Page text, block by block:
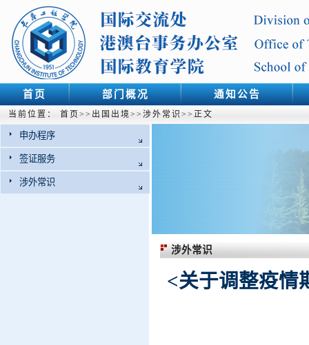
首页 部门概况 通知公告
当前位置： 首页 >> 出国出境>> 涉外常识 >> 正文
申办程序
签证服务
涉外常识
涉外常识
<关于调整疫情